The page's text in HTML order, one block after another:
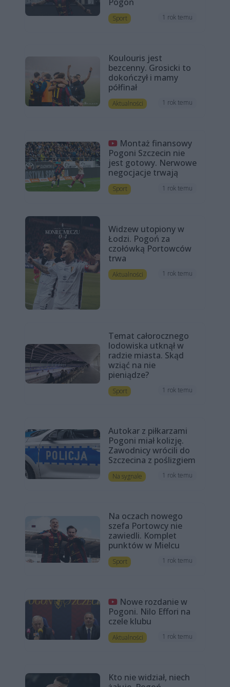
Sport 1 rok temu
Koulouris jest
bezcenny. Grosicki to
dokończył i mamy
półfinał
Aktualności 1 rok temu
Montaż finansowy
Pogoni Szczecin nie
jest gotowy. Nerwowe
negocjacje trwają
Sport 1 rok temu
Widzew utopiony w
Łodzi. Pogoń za
czołówką Portowców
trwa
Aktualności 1 rok temu
Temat całorocznego
lodowiska utknął w
radzie miasta. Skąd
wziąć na nie
pieniądze?
Sport 1 rok temu
Autokar z piłkarzami
Pogoni miał kolizję.
Zawodnicy wrócili do
Szczecina z poślizgiem
Na sygnale 1 rok temu
Na oczach nowego
szefa Portowcy nie
zawiedli. Komplet
punktów w Mielcu
Sport 1 rok temu
Nowe rozdanie w
Pogoni. Nilo Effori na
czele klubu
Aktualności 1 rok temu
Kto nie widział, niech